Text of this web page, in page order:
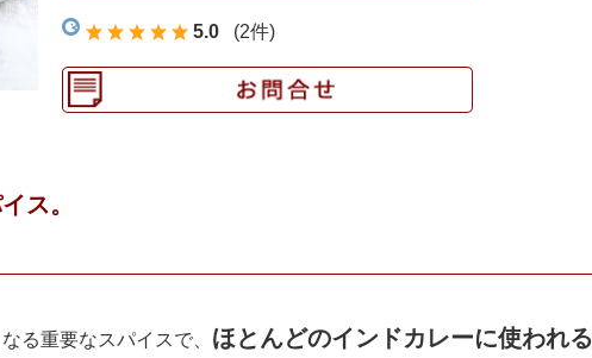
5.0 (2件)
ス。
なる重要なスパイスで、 ほとんどのインドカレーに使われる